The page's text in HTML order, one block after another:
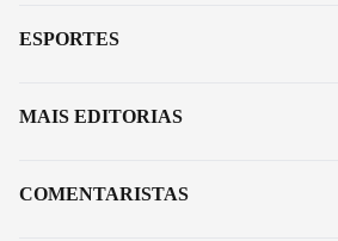
ESPORTES
MAIS EDITORIAS
COMENTARISTAS